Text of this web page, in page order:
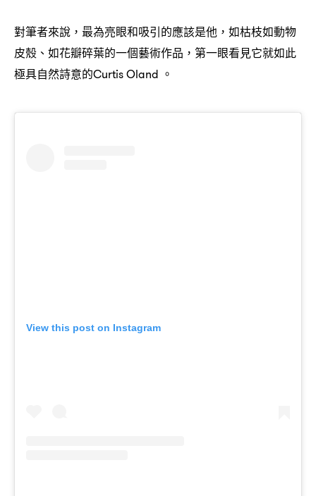
對筆者來說 ， 最為亮眼和吸引的應該是他 ， 如枯枝如動物
皮殼、如花瓣碎葉的一個藝術作品 ， 第一眼看見它就如此
極具自然詩意的Curtis Oland 。
View this post on Instagram